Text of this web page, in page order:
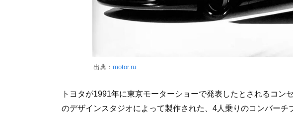
出典： motor.ru
トヨタが1991年に東京モーターショーで発表したとされるコン
のデザインスタジオによって製作された、4人乗りのコンバーチ